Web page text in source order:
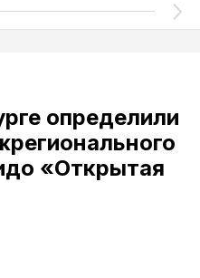
определили
«Открытая